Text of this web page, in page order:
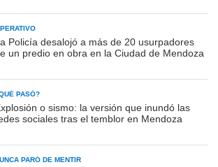
Policía desalojó a más de 20 usurpadores
un predio en obra en la Ciudad de Mendoza
PASÓ?
o sismo: la versión que inundó las
sociales tras el temblor en Mendoza
PARÓ DE MENTIR